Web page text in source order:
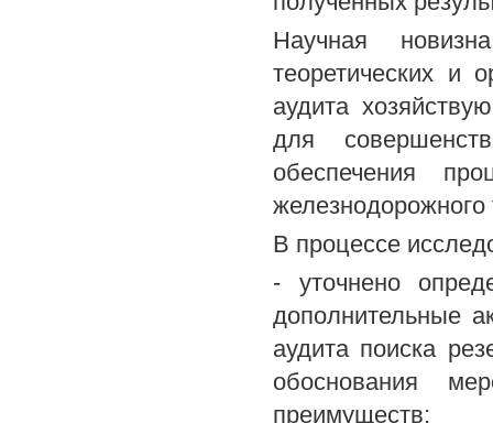
Научная
теоретических и
аудита
для
обеспечения
железнодорожного
В процессе
- уточнено
дополнительные
аудита поиска
обоснования
преимуществ;